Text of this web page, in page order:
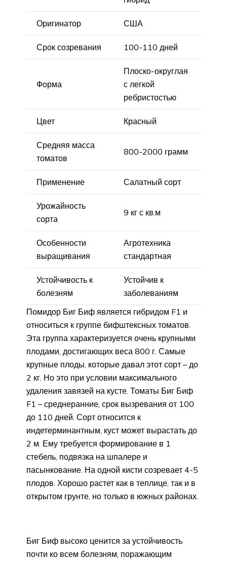
Оригинатор США
Срок созревания 100-110 дней
Форма
Плоско-округлая
с легкой
ребристостью
Цвет Красный
Средняя масса
томатов
800-2000 грамм
Применение Салатный сорт
Урожайность
сорта
9 кг с кв.м
Особенности
выращивания
Агротехника
стандартная
Устойчивость к
болезням
Устойчив к
заболеваниям
Помидор Биг Биф является гибридом F1 и
относиться к группе бифштексных томатов.
Эта группа характеризуется очень крупными
плодами, достигающих веса 800 г. Самые
крупные плоды, которые давал этот сорт – до
2 кг. Но это при условии максимального
удаления завязей на кусте. Томаты Биг Биф
F1 – среднеранние, срок вызревания от 100
до 110 дней. Сорт относится к
индетерминантным, куст может вырастать до
2 м. Ему требуется формирование в 1
стебель, подвязка на шпалере и
пасынкование. На одной кисти созревает 4-5
плодов. Хорошо растет как в теплице, так и в
открытом грунте, но только в южных районах.
Биг Биф высоко ценится за устойчивость
почти ко всем болезням, поражающим